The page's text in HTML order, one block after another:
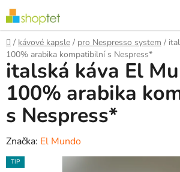
Přejít
na
obsah
Domů
/ kávové kapsle / pro Nespresso system /
100% arabika kompatibilní s Nespress*
italská káva El
100% arabika
s Nespress*
Značka: El Mundo
TIP